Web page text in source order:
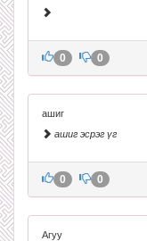
0 0
ашиг
ашиг эсрэг үг
0 0
Агуу